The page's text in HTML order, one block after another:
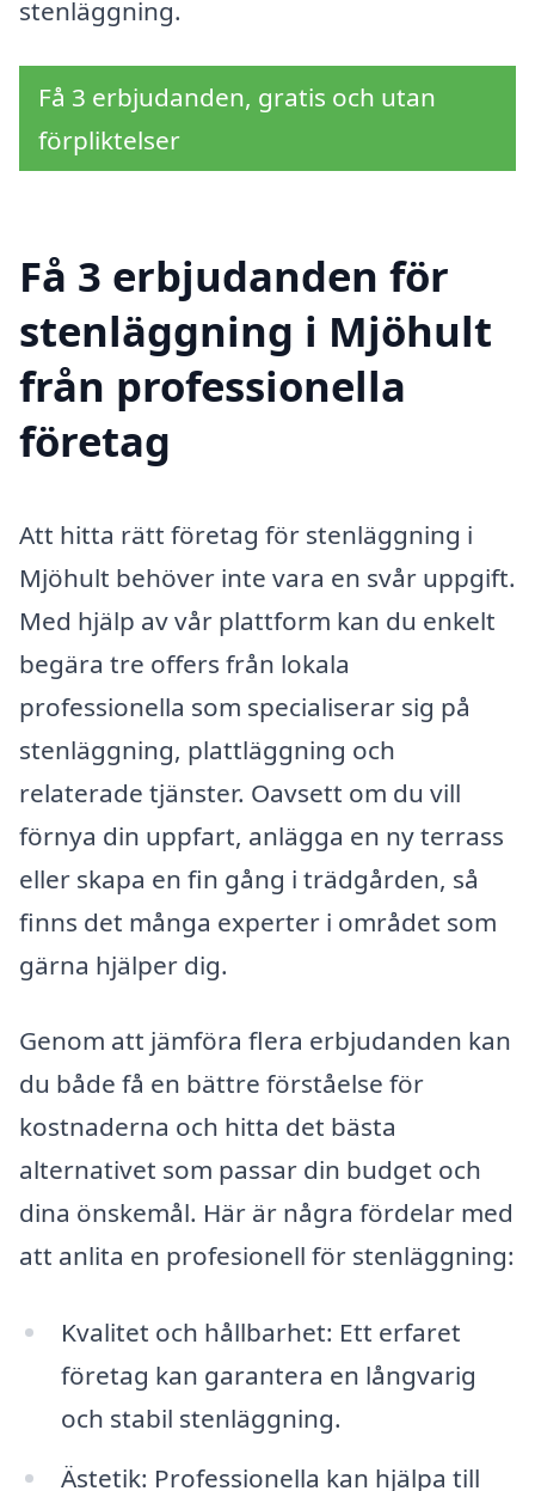
stenläggning.
Få 3 erbjudanden, gratis och utan
förpliktelser
Få 3 erbjudanden för
stenläggning i Mjöhult
från professionella
företag
Att hitta rätt företag för stenläggning i
Mjöhult behöver inte vara en svår uppgift.
Med hjälp av vår plattform kan du enkelt
begära tre offers från lokala
professionella som specialiserar sig på
stenläggning, plattläggning och
relaterade tjänster. Oavsett om du vill
förnya din uppfart, anlägga en ny terrass
eller skapa en fin gång i trädgården, så
finns det många experter i området som
gärna hjälper dig.
Genom att jämföra flera erbjudanden kan
du både få en bättre förståelse för
kostnaderna och hitta det bästa
alternativet som passar din budget och
dina önskemål. Här är några fördelar med
att anlita en profesionell för stenläggning:
Kvalitet och hållbarhet: Ett erfaret
företag kan garantera en långvarig
och stabil stenläggning.
Ästetik: Professionella kan hjälpa till